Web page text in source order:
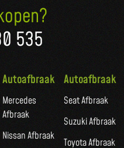
535
Autoafbraak
Mercedes
Afbraak
Nissan Afbraak
Autoafbraak
Seat Afbraak
Suzuki Afbraak
Toyota Afbraak